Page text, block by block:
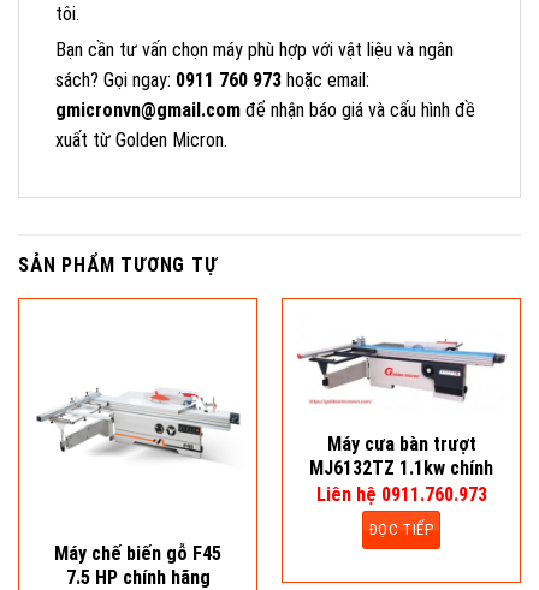
tôi.
Bạn cần tư vấn chọn máy phù hợp với vật liệu và ngân
sách? Gọi ngay: 0911 760 973 hoặc email:
gmicronvn@gmail.com để nhận báo giá và cấu hình đề
xuất từ Golden Micron.
SẢN PHẨM TƯƠNG TỰ
Máy chế biến gỗ F45
7.5 HP chính hãng
Máy cưa bàn trượt
MJ6132TZ 1.1kw chính
hãng
Liên hệ 0911.760.973
ĐỌC TIẾP